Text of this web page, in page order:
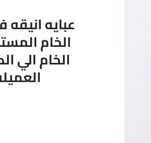
عبايه انيقه
الخام
الخام